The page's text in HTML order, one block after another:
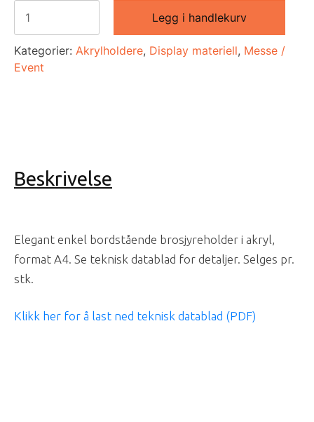
A4
antall
Legg i handlekurv
Kategorier: Akrylholdere, Display materiell, Messe /
Event
Beskrivelse
Elegant enkel bordstående brosjyreholder i akryl,
format A4. Se teknisk datablad for detaljer. Selges pr.
stk.
Klikk her for å last ned teknisk datablad (PDF)